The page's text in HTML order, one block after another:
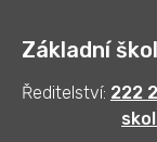
Základní
Ředitelství: 222